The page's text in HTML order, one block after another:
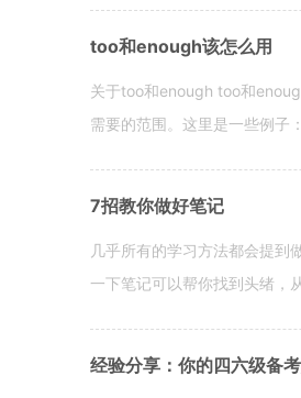
too和enough该怎么用
关于too和enough too和
需要的范围。这里是一些例
7招教你做好笔记
几乎所有的学习方法都会提到
一下笔记可以帮你找到头绪，
经验分享：你的四六级备